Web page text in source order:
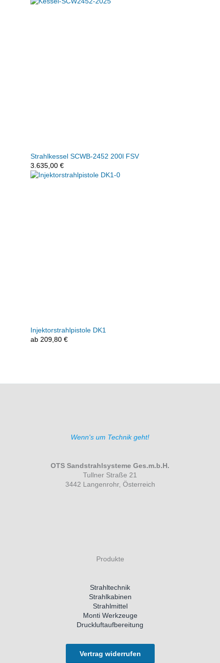
Strahlkessel SCWB-2452 200l FSV
3.635,00 €
Injektorstrahlpistole DK1
ab 209,80 €
Wenn's um Technik geht!
OTS Sandstrahlsysteme Ges.m.b.H.
Tullner Straße 21
3442 Langenrohr, Österreich
Produkte
Strahltechnik
Strahlkabinen
Strahlmittel
Monti Werkzeuge
Druckluftaufbereitung
Vertrag widerrufen